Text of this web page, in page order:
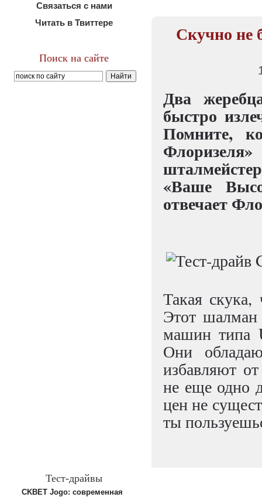
Связаться с нами
Читать в Твиттере
Поиск на сайте
Тест-драйвы
CKBET Jogo: современная
Скучно не
Два
быстро
Помните,
«Ваше
отвечает
Такая скука,
Этот шалман
машин типа
Они
избавляют
не еще одно
цен не
ты